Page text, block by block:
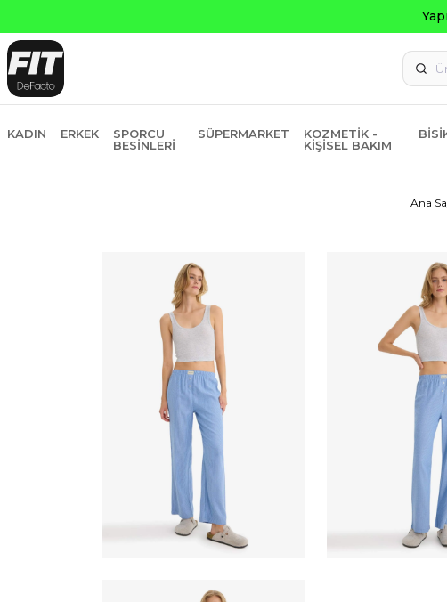
Yapı Kredi ve Garanti
KADIN ERKEK
SPORCU
BESINLERI
SÜPERMARKET
KOZMETIK -
KIŞISEL BAKIM
Ana